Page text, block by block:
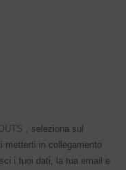
, seleziona sul
metterti in collegamento
i tuoi dati, la tua email e